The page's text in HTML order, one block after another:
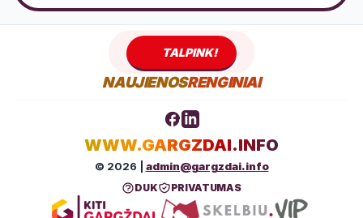
TALPINK!
NAUJIENOSRENGINIAI
WWW.GARGZDAI.INFO
© 2026 | admin@gargzdai.info
DUK PRIVATUMAS